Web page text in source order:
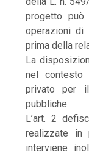
progetto può
operazioni di
prima della
La
nel contesto
privato per il
pubbliche.
L’art. 2
realizzate in
interviene